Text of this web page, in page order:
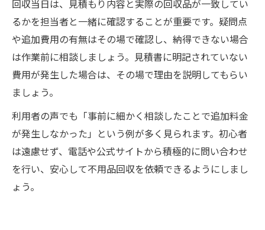
回収当日は、見積もり内容と実際の回収品が一致してい
るかを担当者と一緒に確認することが重要です。疑問点
や追加費用の有無はその場で確認し、納得できない場合
は作業前に相談しましょう。見積書に明記されていない
費用が発生した場合は、その場で理由を説明してもらい
ましょう。
利用者の声でも「事前に細かく相談したことで追加料金
が発生しなかった」という例が多く見られます。初心者
は遠慮せず、電話や公式サイトから積極的に問い合わせ
を行い、安心して不用品回収を依頼できるようにしまし
ょう。